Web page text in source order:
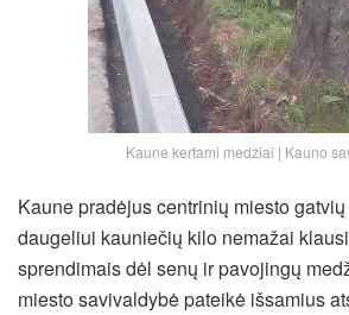
Kaune kertami medžiai | Kauno
Kaune pradėjus centrinių miesto
daugeliui kauniečių kilo nemažai
sprendimais dėl senų ir pavojingų
miesto savivaldybė pateikė išsamius